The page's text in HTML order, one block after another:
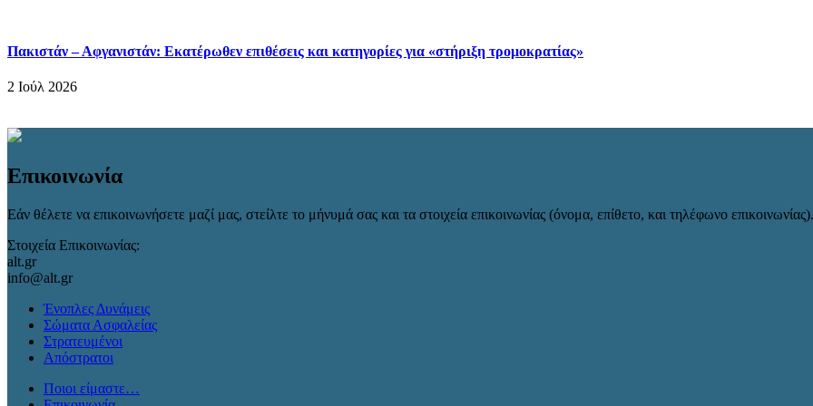
Πακιστάν – Αφγανιστάν: Εκατέρωθεν επιθέσεις και κατηγορίες για «στήριξη τρομοκρατίας»
2 Ιούλ 2026
Επικοινωνία
Εάν θέλετε να επικοινωνήσετε μαζί μας, στείλτε το μήνυμά σας και τα στοιχεία επικοινωνίας (όνομα, επίθετο, και τηλέφωνο επικοινωνίας).
Στοιχεία Επικοινωνίας:
alt.gr
info@alt.gr
Ένοπλες Δυνάμεις
Σώματα Ασφαλείας
Στρατευμένοι
Απόστρατοι
Ποιοι είμαστε…